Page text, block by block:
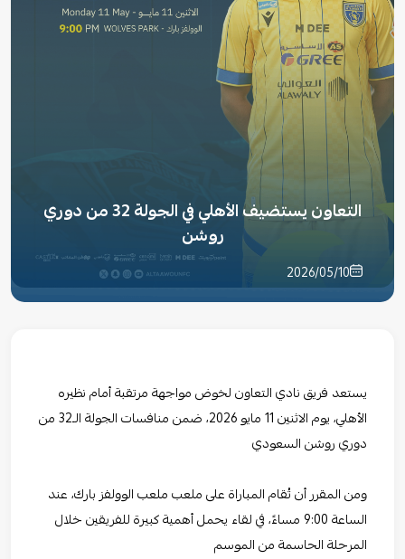
التعاون يستضيف الأهلي في الجولة 32 من دوري
روشن
2026/05/10
يستعد فريق نادي التعاون لخوض مواجهة مرتقبة أمام نظيره
الأهلي، يوم الاثنين 11 مايو 2026، ضمن منافسات الجولة الـ32 من
دوري روشن السعودي
ومن المقرر أن تُقام المباراة على ملعب ملعب الوولفز بارك، عند
الساعة 9:00 مساءً، في لقاء يحمل أهمية كبيرة للفريقين خلال
المرحلة الحاسمة من الموسم